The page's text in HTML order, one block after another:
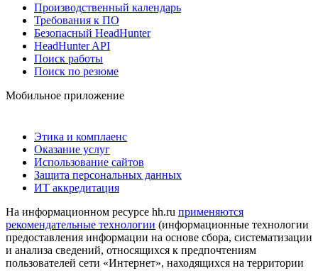
Производственный календарь
Требования к ПО
Безопасный HeadHunter
HeadHunter API
Поиск работы
Поиск по резюме
Мобильное приложение
Этика и комплаенс
Оказание услуг
Использование сайтов
Защита персональных данных
ИТ аккредитация
На информационном ресурсе hh.ru применяются
рекомендательные технологии (информационные технологии
предоставления информации на основе сбора, систематизации
и анализа сведений, относящихся к предпочтениям
пользователей сети «Интернет», находящихся на территории